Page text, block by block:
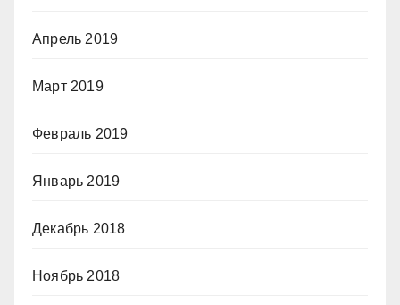
Апрель 2019
Март 2019
Февраль 2019
Январь 2019
Декабрь 2018
Ноябрь 2018